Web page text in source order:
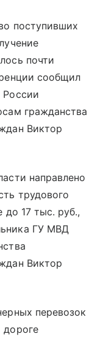
поступивших
почти
сообщил
России
гражданства
Виктор
направлено
трудового
до 17 тыс. руб.,
ГУ МВД
Виктор
перевозок
дороге